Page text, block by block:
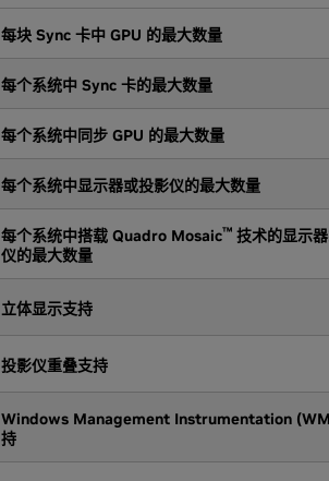
每块 Sync 卡中 GPU 的最大数量
每个系统中 Sync 卡的最大数量
每个系统中同步 GPU 的最大数量
每个系统中显示器或投影仪的最大数量
每个系统中搭载 Quadro Mosaic™ 技术的显示
仪的最大数量
立体显示支持
投影仪重叠支持
Windows Management Instrumentation
持